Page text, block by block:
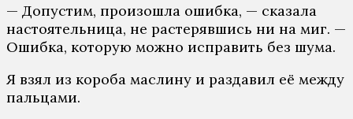
— Допустим, произошла ошибка, — сказала
настоятельница, не растерявшись ни на миг. —
Ошибка, которую можно исправить без шума.
Я взял из короба маслину и раздавил её между
пальцами.